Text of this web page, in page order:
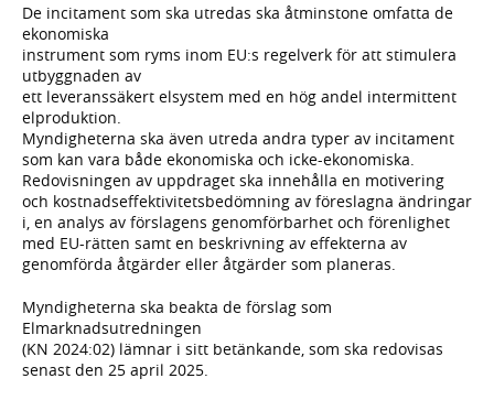
De incitament som ska utredas ska åtminstone omfatta de
ekonomiska
instrument som ryms inom EU:s regelverk för att stimulera
utbyggnaden av
ett leveranssäkert elsystem med en hög andel intermittent
elproduktion.
Myndigheterna ska även utreda andra typer av incitament
som kan vara både ekonomiska och icke-ekonomiska.
Redovisningen av uppdraget ska innehålla en motivering
och kostnadseffektivitetsbedömning av föreslagna ändringar
i, en analys av förslagens genomförbarhet och förenlighet
med EU-rätten samt en beskrivning av effekterna av
genomförda åtgärder eller åtgärder som planeras.
Myndigheterna ska beakta de förslag som
Elmarknadsutredningen
(KN 2024:02) lämnar i sitt betänkande, som ska redovisas
senast den 25 april 2025.